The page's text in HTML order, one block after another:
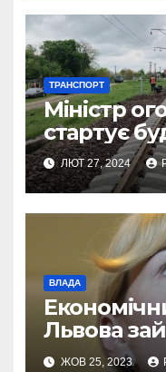
ТРАНСПОРТ
Міністр
стартує
євроколії
ЛЮТ 27, 2024
ВЛАДА
Львова
ЖОВ 25, 2023